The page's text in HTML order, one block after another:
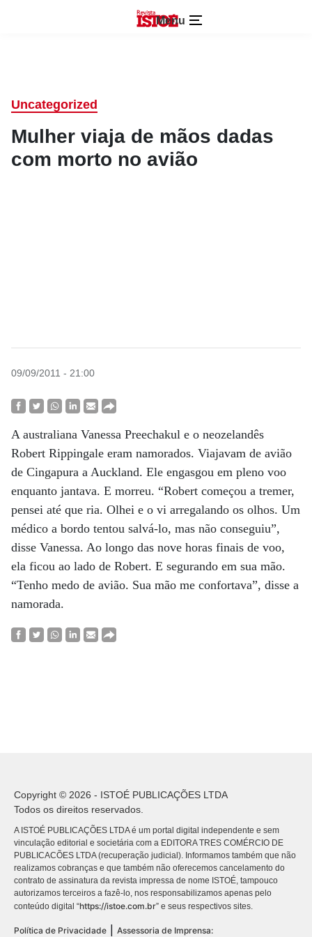
Menu
Uncategorized
Mulher viaja de mãos dadas
com morto no avião
09/09/2011 - 21:00
A australiana Vanessa Preechakul e o neozelandês
Robert Rippingale eram namorados. Viajavam de avião
de Cingapura a Auckland. Ele engasgou em pleno voo
enquanto jantava. E morreu. “Robert começou a tremer,
pensei até que ria. Olhei e o vi arregalando os olhos. Um
médico a bordo tentou salvá-lo, mas não conseguiu”,
disse Vanessa. Ao longo das nove horas finais de voo,
ela ficou ao lado de Robert. E segurando em sua mão.
“Tenho medo de avião. Sua mão me confortava”, disse a
namorada.
Copyright © 2026 - ISTOÉ PUBLICAÇÕES LTDA
Todos os direitos reservados.
A ISTOÉ PUBLICAÇÕES LTDA é um portal digital independente e sem
vinculação editorial e societária com a EDITORA TRES COMÉRCIO DE
PUBLICACÕES LTDA (recuperação judicial). Informamos também que não
realizamos cobranças e que também não oferecemos cancelamento do
contrato de assinatura da revista impressa de nome ISTOÉ, tampouco
autorizamos terceiros a fazê-lo, nos responsabilizamos apenas pelo
conteúdo digital “https://istoe.com.br” e seus respectivos sites.
Política de Privacidade Assessoria de Imprensa: